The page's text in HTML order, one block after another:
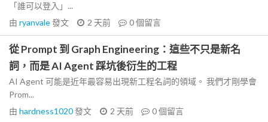
「誰可以登入」...
由 ryanvale發文 2 天前 0個留言
從 Prompt 到 Graph Engineering：這些不只是新名
詞，而是 AI Agent 踩坑後衍生的工程
AI Agent 可能是近年最容易出現新工程名詞的領域。 我們才剛學會
Prom...
由 hardness1020發文 2 天前 0個留言